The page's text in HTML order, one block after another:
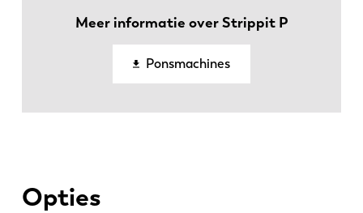
Meer informatie over Strippit P
Ponsmachines
Opties